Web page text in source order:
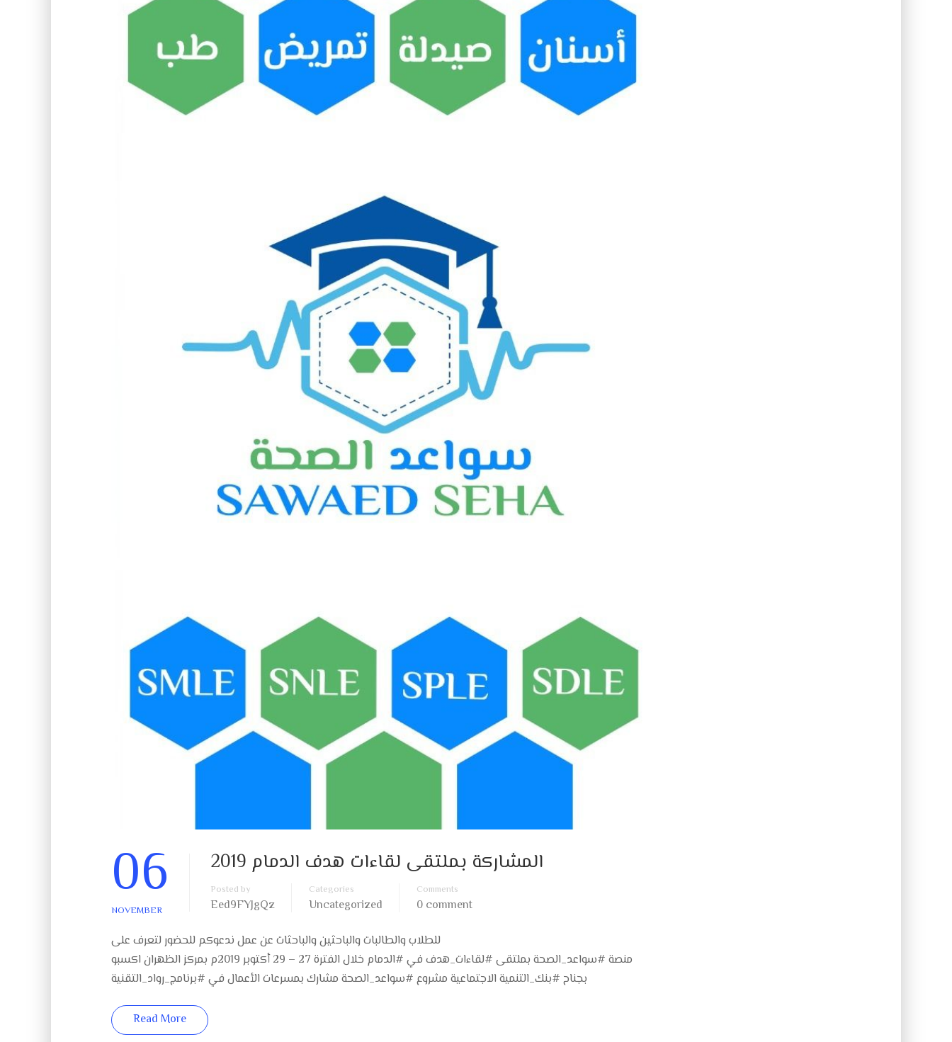
06
NOVEMBER
المشاركة بملتقى لقاءات هدف الدمام 2019
Posted by
Eed9FYJgQz
Categories
Uncategorized
Comments
0 comment
للطلاب والطالبات والباحثين والباحثات عن عمل ندعوكم للحضور لتعرف على
منصة #سواعد_الصحة بملتقى #لقاءات_هدف في #الدمام خلال الفترة 27 – 29 أكتوبر 2019م بمركز الظهران اكسبو
بجناح #بنك_التنمية الاجتماعية مشروع #سواعد_الصحة مشارك بمسرعات الأعمال في #برنامج_رواد_التقنية
Read More